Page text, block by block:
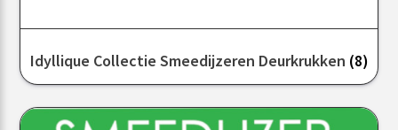
Idyllique Collectie Smeedijzeren Deurkrukken (8)